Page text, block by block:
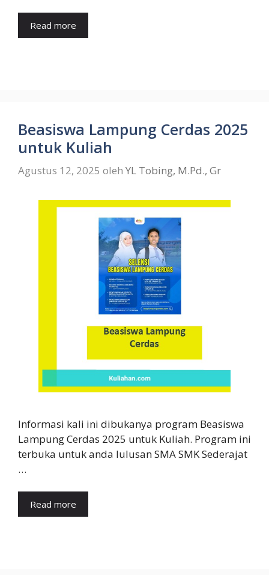
Read more
Beasiswa Lampung Cerdas 2025
untuk Kuliah
Agustus 12, 2025 oleh YL Tobing, M.Pd., Gr
Informasi kali ini dibukanya program Beasiswa
Lampung Cerdas 2025 untuk Kuliah. Program ini
terbuka untuk anda lulusan SMA SMK Sederajat
…
Read more